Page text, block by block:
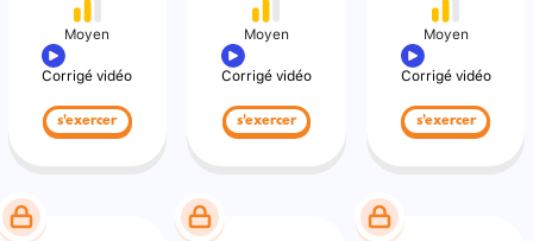
Moyen
Corrigé vidéo
s'exercer
Moyen
Corrigé vidéo
s'exercer
Moyen
Corrigé vidéo
s'exercer